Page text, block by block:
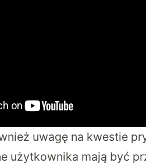
uwagę na kwestie
użytkownika mają być